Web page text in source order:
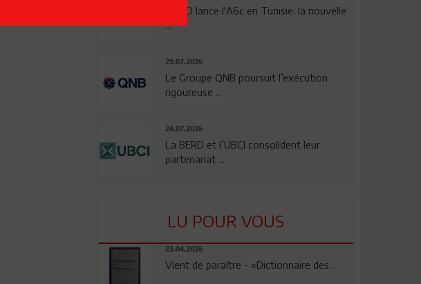
OPPO lance l'A6c en Tunisie: la nouvelle
...
29.07.2026
Le Groupe QNB poursuit l’exécution
rigoureuse ...
24.07.2026
La BERD et l’UBCI consolident leur
partenariat ...
LU POUR VOUS
23.04.2026
Vient de paraître - «Dictionnaire des ...